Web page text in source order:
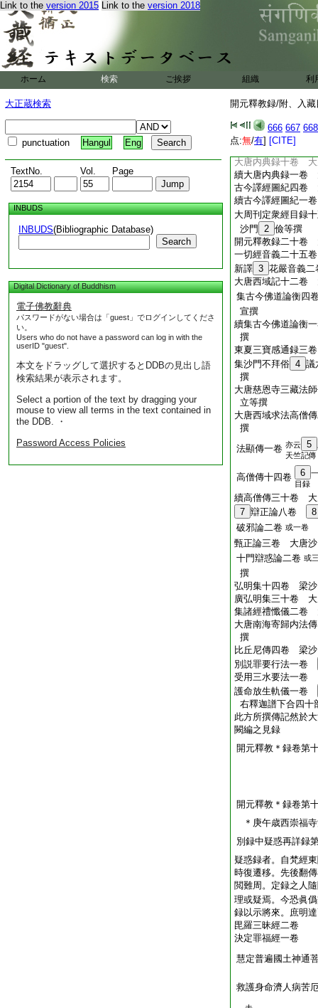
Link to the version 2015 Link to the version 2018
ホーム 検索 ご挨拶 組織 利
大正蔵検索
punctuation Hangul Eng
TextNo. Vol. Page
INBUDS
INBUDS(Bibliographic Database)
Search
Digital Dictionary of Buddhism
電子佛教辭典
パスワードがない場合は「guest」でログインしてくださ
い。
Users who do not have a password can log in with the
userID "guest".
本文をドラッグして選択するとDDBの見出し語
検索結果が表示されます。
Select a portion of the text by dragging your
mouse to view all terms in the text contained in
the DDB. ・
Password Access Policies
開元釋教録/附、入
666 667 668
点:無/有] [CITE]
釋迦氏略譜一卷
或
略
釋迦方志二卷 ＊
經律異相五十卷 梁
出三藏記集十五卷
費長房撰
衆經目録五卷 隋
大唐内典録十卷 大
續大唐内典録一卷
古今譯經圖紀四卷
續古今譯經圖紀一
大周刊定衆經目録
沙門
2 儉等撰
開元釋教録二十卷
一切經音義二十五
新譯 3 花嚴音義
大唐西域記十二卷
集古今佛道論衡四
宣撰
續集古今佛道論衡
撰
東夏三寶感通録三
集沙門不拜俗 4 議
撰
大唐慈恩寺三藏法
立等撰
大唐西域求法高僧
撰
法顯傳一卷 亦云 5
天竺記傳
高僧傳十四卷 6
目録
續高僧傳三十卷 大
7 辯正論八卷
8
破邪論二卷 或一卷
甄正論三卷 大唐沙
十門辯惑論二卷 或
撰
弘明集十四卷 梁沙
廣弘明集三十卷 大
集諸經禮懺儀二卷
大唐南海寄歸内法
撰
比丘尼傳四卷 梁沙
別説罪要行法一卷
受用三水要法一卷
護命放生軌儀一卷
右釋迦譜下合四十
此方所撰傳記然於
闕編之見録
開元釋教＊録卷第
開元釋教＊録卷第
＊庚午歳西崇福
別録中疑惑再詳録
疑惑録者。自梵經
時復遷移。先後翻
閲難周。定録之人
理或疑焉。今恐眞
録以示將來。庶明
毘羅三昧經二卷
決定罪福經一卷
慧定普遍國土神通
救護身命濟人病苦